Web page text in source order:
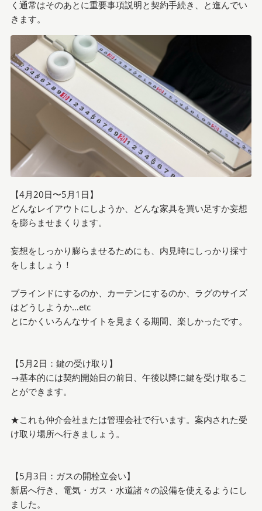
く通常はそのあとに重要事項説明と契約手続き、と進んでい
きます。
【4月20日〜5月1日】
どんなレイアウトにしようか、どんな家具を買い足すか妄想
を膨らませまくります。
妄想をしっかり膨らませるためにも、内見時にしっかり採寸
をしましょう！
ブラインドにするのか、カーテンにするのか、ラグのサイズ
はどうしようか…etc
とにかくいろんなサイトを見まくる期間、楽しかったです。
【5月2日：鍵の受け取り】
→基本的には契約開始日の前日、午後以降に鍵を受け取るこ
とができます。
★これも仲介会社または管理会社で行います。案内された受
け取り場所へ行きましょう。
【5月3日：ガスの開栓立会い】
新居へ行き、電気・ガス・水道諸々の設備を使えるようにし
ました。